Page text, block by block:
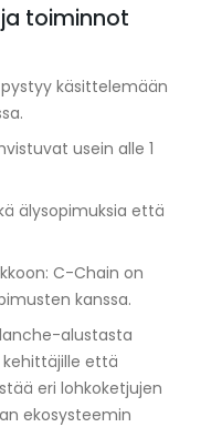
toiminnot
käsittelemään
usein alle 1
älysopimuksia että
C-Chain on
kanssa.
alustasta
että
eri lohkoketjujen
ekosysteemin